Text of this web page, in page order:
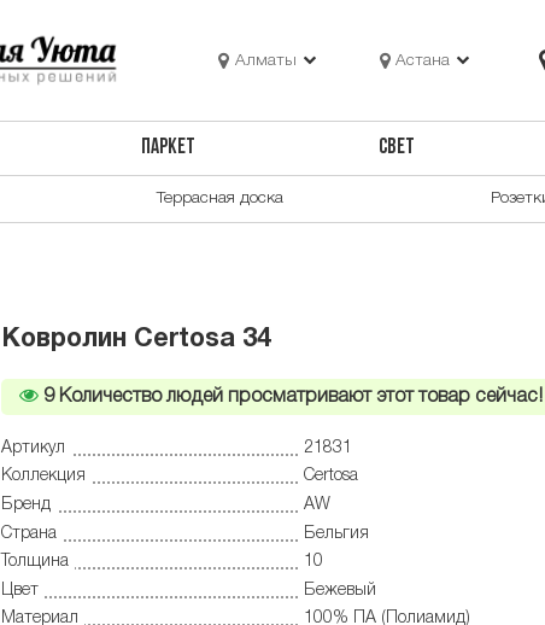
Алматы Астана
ПАРКЕТ СВЕТ
Террасная доска
Ковролин Certosa 34
9Количество людей просматривают этот товар сейчас!
Артикул
21831
Коллекция
Certosa
Бренд
AW
Страна
Бельгия
Толщина
10
Цвет
Бежевый
Материал
100% ПА (Полиамид)